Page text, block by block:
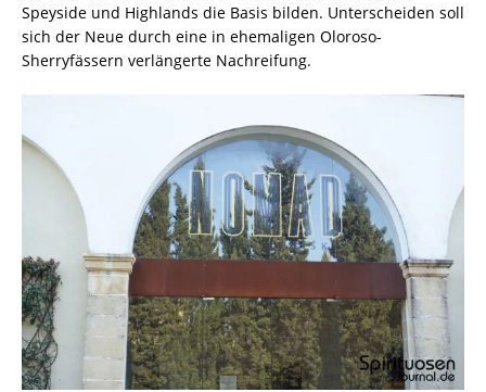
Speyside und Highlands die Basis bilden. Unterscheiden soll
sich der Neue durch eine in ehemaligen Oloroso-
Sherryfässern verlängerte Nachreifung.